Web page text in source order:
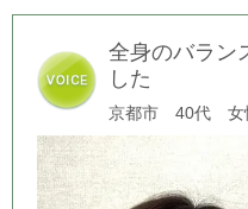
全身のバラン
した
京都市 40代 女